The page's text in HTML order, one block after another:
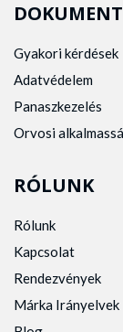
Gyakori kérdések
Adatvédelem
Panaszkezelés
Orvosi
RÓLUNK
Rólunk
Kapcsolat
Rendezvények
Márka Irányelvek